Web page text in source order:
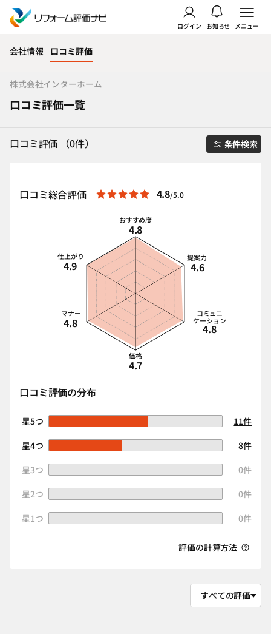
ログイン お知らせ メニュー
会社情報 口コミ評価
株式会社インターホーム
口コミ評価一覧
口コミ評価 （0件） 条件検索
口コミ総合評価 4.8/5.0
おすすめ度
4.8
提案力
4.6
コミュニ
ケーション
4.8
価格
4.7
マナー
4.8
仕上がり
4.9
口コミ評価の分布
星5つ
11件
星4つ
8件
星3つ
0件
星2つ
0件
星1つ
0件
評価の計算方法